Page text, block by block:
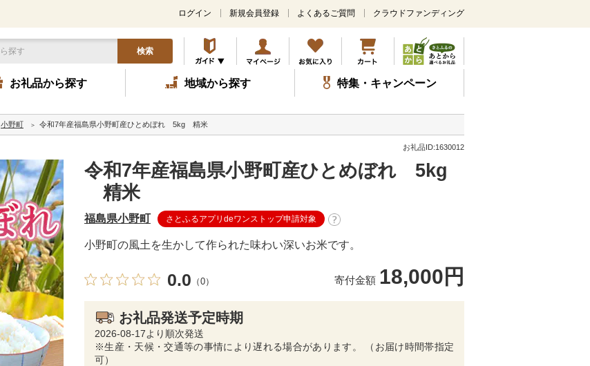
メ
ン
コ
ン
テ
ツ
ッ
ログイン 新規会員登録 よくあるご質問 クラウドファンディング
検索
お礼品から探す 地域から探す 特集・キャンペーン
小野町 令和7年産福島県小野町産ひとめぼれ 5kg 精米
お礼品ID:1630012
令和7年産福島県小野町産ひとめぼれ 5kg
精米
福島県小野町 さとふるアプリdeワンストップ申請対象
小野町の風土を生かして作られた味わい深いお米です。
0.0 （0） 寄付金額 18,000円
お礼品発送予定時期
2026-08-17より順次発送
※生産・天候・交通等の事情により遅れる場合があります。 （お届け時間帯指定
可）